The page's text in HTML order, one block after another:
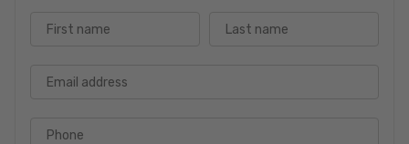
First name Last name
Email address
Phone